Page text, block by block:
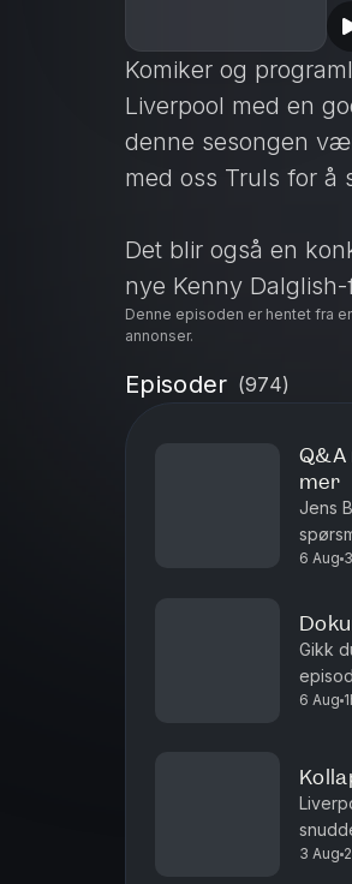
Komiker og
Liverpool med en
denne sesongen
med oss Truls for å
Det blir også en
nye Kenny
00:00 Intro med
02:50 Hva slags
04:36 Hvordan er
07:01 Har Truls
08:03 Fikk kjeft av
08:49 Opplevelser
10:56 Truls om
13:52 Hva betyr
16:37 Den nye
21:42 Truls sine
23:05 Hadde
24:15 Dagens
Denne episoden er hentet fra
annonser.
Episoder (974)
Q&A
mer
Jens
med
6 Aug
Gikk
6 Aug
3 Aug